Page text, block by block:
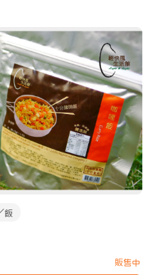
飯
販售中